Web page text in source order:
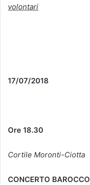
volontari
17/07/2018
Ore 18.30
Cortile Moronti-Ciotta
CONCERTO BAROCCO